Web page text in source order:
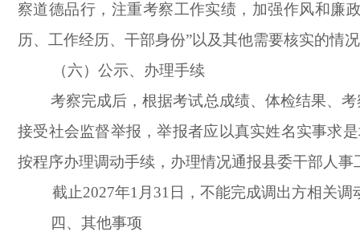
察道德品行，注重考察工作实绩，加强作风和廉
历、工作经历、干部身份”以及其他需要核实的情
（六）公示、办理手续
考察完成后，根据考试总成绩、体检结果、
接受社会监督举报，举报者应以真实姓名实事求
按程序办理调动手续，办理情况通报县委干部人
截止2027年1月31日，不能完成调出方相关
四、其他事项